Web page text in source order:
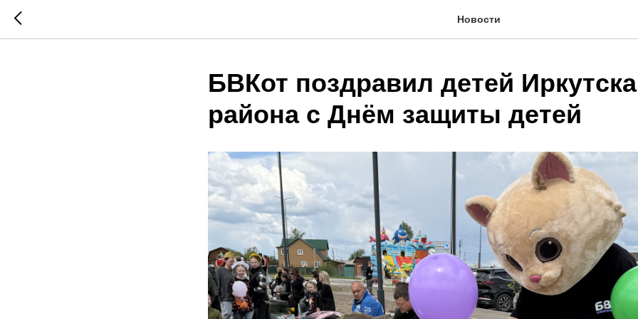
Новости
БВКот поздравил детей
района с Днём защиты детей